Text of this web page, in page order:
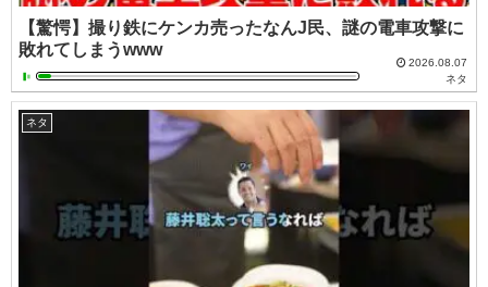
【驚愕】撮り鉄にケンカ売ったなんJ民、謎の電車攻撃に
敗れてしまうwww
2026.08.07
ネタ
ネタ